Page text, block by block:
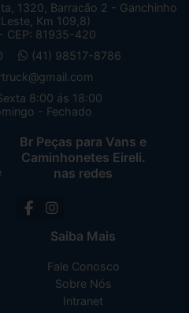
1320, Barracão 2 - Ganchinho
Km 109,8)
CEP: 81935-420
(41) 98517-8786
8:00 ás 18:00
- Fechado
Br Peças para Vans e
Caminhonetes Eireli.
nas redes
Saiba Mais
Fale Conosco
Sobre Nós
Intranet